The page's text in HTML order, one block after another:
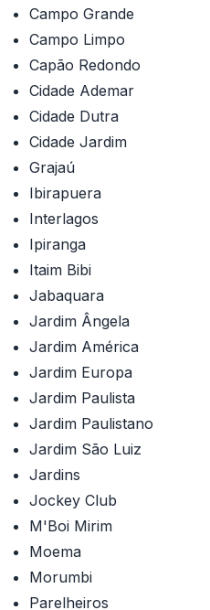
Campo Grande
Campo Limpo
Capão Redondo
Cidade Ademar
Cidade Dutra
Cidade Jardim
Grajaú
Ibirapuera
Interlagos
Ipiranga
Itaim Bibi
Jabaquara
Jardim Ângela
Jardim América
Jardim Europa
Jardim Paulista
Jardim Paulistano
Jardim São Luiz
Jardins
Jockey Club
M'Boi Mirim
Moema
Morumbi
Parelheiros